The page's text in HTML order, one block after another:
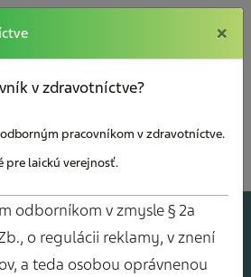
××
v zdravotníctve?
pracovníkom v zdravotníctve.
pre laickú verejnosť.
odborníkom v zmysle § 2a
o regulácii reklamy, v znení
a teda osobou oprávnenou